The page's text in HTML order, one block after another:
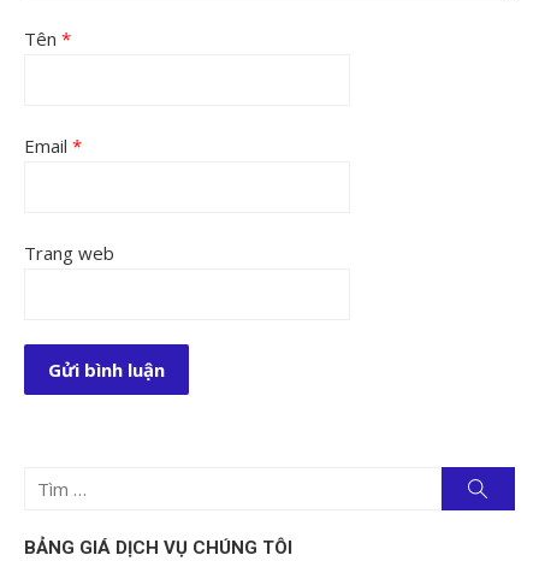
Tên *
Email *
Trang web
Tìm
quả
kiếm
BẢNG GIÁ DỊCH VỤ CHÚNG TÔI